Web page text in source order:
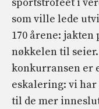
som ville lede
170 årene:
nøkkelen til
konkurransen er
eskalering: vi
til de mer